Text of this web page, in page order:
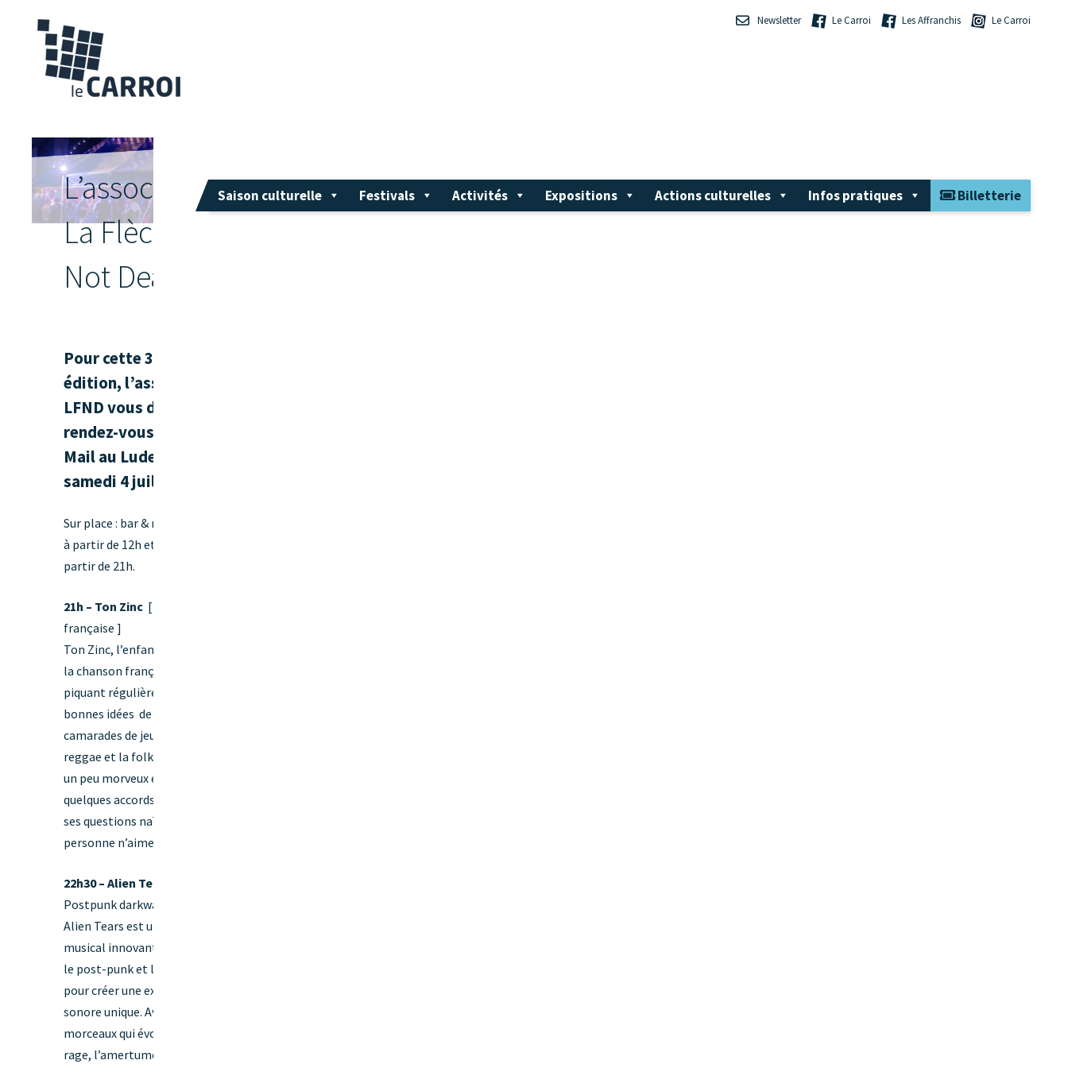
Saison culturelle Festivals Activités Expositions Actions culturelles Infos pratiques Billetterie
Newsletter Le Carroi Les Affranchis Le Carroi
L’association
La Flèche
Not Dead
Pour cette 33e
édition, l’association
LFND vous donne
rendez-vous place du
Mail au Lude le
samedi 4 juillet .
Sur place : bar & restauration
à partir de 12h et concerts à
partir de 21h.
21h – Ton Zinc [ Chanson
française ]
Ton Zinc, l’enfant terrible de
la chanson française ! En
piquant régulièrement les
bonnes idées de ses
camarades de jeu, le rap, le
reggae et la folk, ce gavroche
un peu morveux égraine en
quelques accords de musique
ses questions naïves que
personne n’aime se poser.
22h30 – Alien Tears
Postpunk darkwave ]
Alien Tears est un projet
musical innovant qui fusionne
le post-punk et la darkwave
pour créer une expérience
sonore unique. Avec des
morceaux qui évoquent la
rage, l’amertume et la